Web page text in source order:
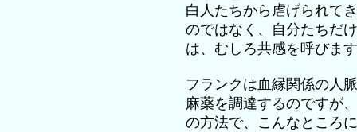
白人たちから虐げられて
のではなく、自分たちだ
は、むしろ共感を呼びま
フランクは血縁関係の人
麻薬を調達するのですが
の方法で、こんなところ